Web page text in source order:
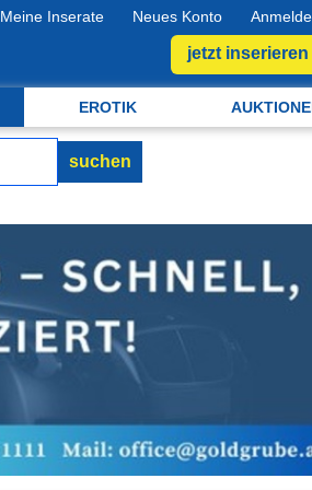
Meine Inserate Neues Konto
jetzt inserieren
EROTIK
suchen